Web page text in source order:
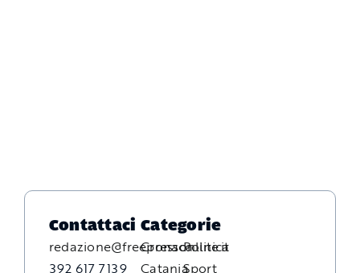
Contattaci
redazione@freepressonline.it
392 617 7139
Categorie
Cronaca
Catania
Politica
Sport